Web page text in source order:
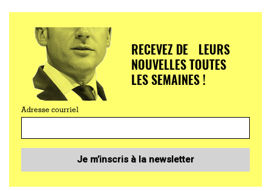
RECEVEZ DE LEURS
NOUVELLES TOUTES
LES SEMAINES !
Adresse courriel
Je m’inscris à la newsletter